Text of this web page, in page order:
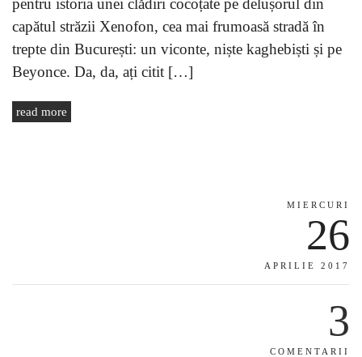
capătul străzii Xenofon, cea mai frumoasă stradă în
trepte din București: un viconte, niște kaghebiști și pe
Beyonce. Da, da, ați citit […]
read more
MIERCURI
26
APRILIE 2017
3
COMENTARII